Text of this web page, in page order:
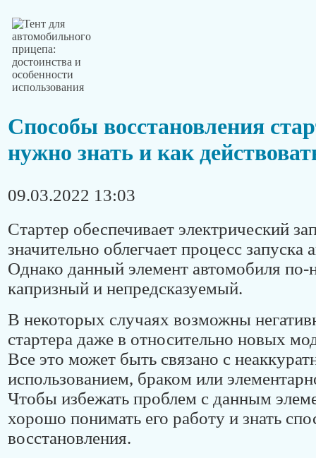
Способы восстановления
нужно знать и как
09.03.2022 13:03
Стартер обеспечивает электрический
значительно облегчает процесс запуска
Однако данный элемент автомобиля
капризный и непредсказуемый.
В некоторых случаях возможны
стартера даже в относительно новых
Все это может быть связано с
использованием, браком или
Чтобы избежать проблем с данным
хорошо понимать его работу и знать
восстановления.